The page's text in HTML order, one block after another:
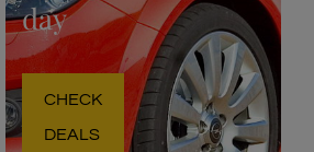
day
CHECK
DEALS